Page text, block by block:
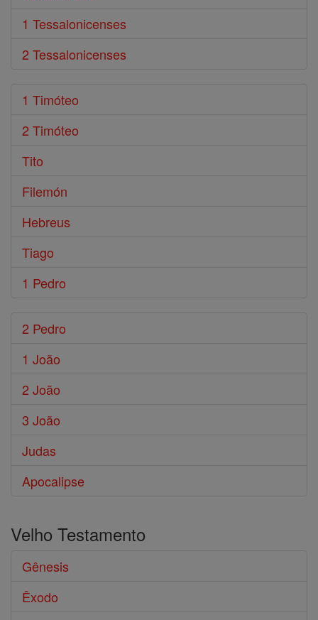
1 Tessalonicenses
2 Tessalonicenses
1 Timóteo
2 Timóteo
Tito
Filemón
Hebreus
Tiago
1 Pedro
2 Pedro
1 João
2 João
3 João
Judas
Apocalipse
Velho Testamento
Gênesis
Êxodo